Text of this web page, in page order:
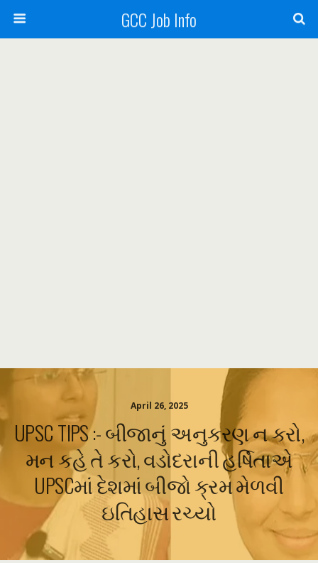
GCC Job Info
April 26, 2025
UPSC TIPS :- બીજાનું અનુકરણ ન કરો,
મન કહે તે કરો, વડોદરાની હર્ષિતાએ
UPSCમાં દેશમાં બીજો ક્રમ મેળવી
ઇતિહાસ રચ્યો